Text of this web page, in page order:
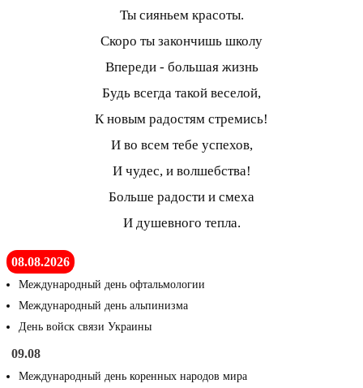
Ты сияньем красоты.
Скоро ты закончишь школу
Впереди - большая жизнь
Будь всегда такой веселой,
К новым радостям стремись!
И во всем тебе успехов,
И чудес, и волшебства!
Больше радости и смеха
И душевного тепла.
08.08.2026
Международный день офтальмологии
Международный день альпинизма
День войск связи Украины
09.08
Международный день коренных народов мира